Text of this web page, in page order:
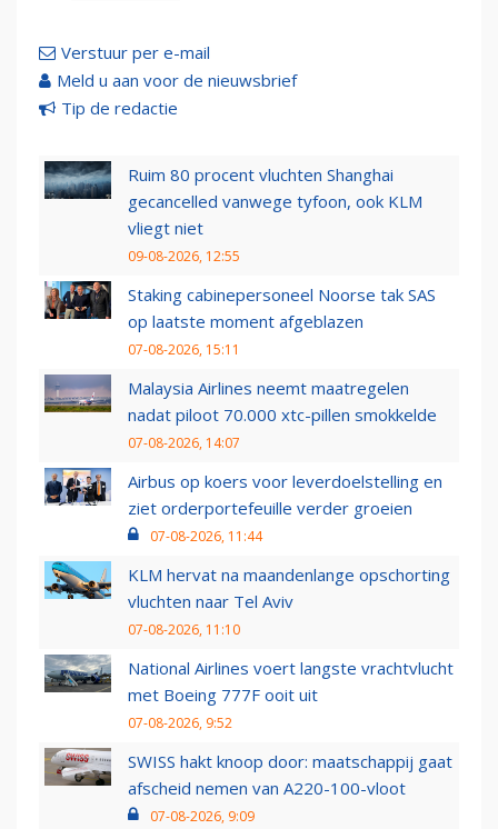
Verstuur per e-mail
Meld u aan voor de nieuwsbrief
Tip de redactie
Ruim 80 procent vluchten Shanghai
gecancelled vanwege tyfoon, ook KLM
vliegt niet
09-08-2026, 12:55
Staking cabinepersoneel Noorse tak SAS
op laatste moment afgeblazen
07-08-2026, 15:11
Malaysia Airlines neemt maatregelen
nadat piloot 70.000 xtc-pillen smokkelde
07-08-2026, 14:07
Airbus op koers voor leverdoelstelling en
ziet orderportefeuille verder groeien
07-08-2026, 11:44
KLM hervat na maandenlange opschorting
vluchten naar Tel Aviv
07-08-2026, 11:10
National Airlines voert langste vrachtvlucht
met Boeing 777F ooit uit
07-08-2026, 9:52
SWISS hakt knoop door: maatschappij gaat
afscheid nemen van A220-100-vloot
07-08-2026, 9:09